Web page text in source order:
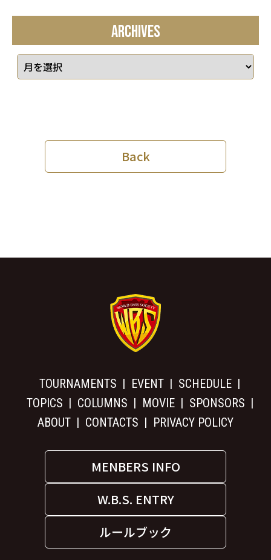
ARCHIVES
Back
TOURNAMENTS EVENT
SCHEDULE
TOPICS
COLUMNS MOVIE
SPONSORS
ABOUT
CONTACTS PRIVACY POLICY
MENBERS INFO
W.B.S. ENTRY
ルールブック